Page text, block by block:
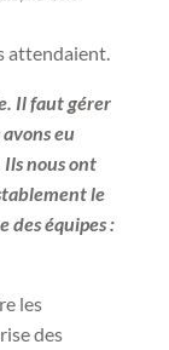
attendaient.
Il faut gérer
eu
nous ont
le
des équipes :
les
des